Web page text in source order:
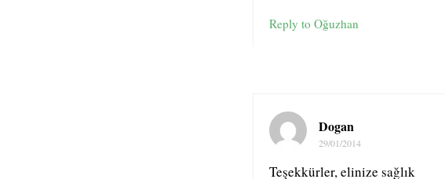
Reply to Oğuzhan
Dogan
29/01/2014
Teşekkürler, elinize sağlık